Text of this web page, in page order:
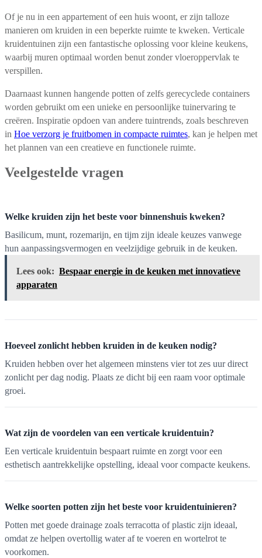
Of je nu in een appartement of een huis woont, er zijn talloze
manieren om kruiden in een beperkte ruimte te kweken. Verticale
kruidentuinen zijn een fantastische oplossing voor kleine keukens,
waarbij muren optimaal worden benut zonder vloeroppervlak te
verspillen.
Daarnaast kunnen hangende potten of zelfs gerecyclede containers
worden gebruikt om een unieke en persoonlijke tuinervaring te
creëren. Inspiratie opdoen van andere tuintrends, zoals beschreven
in Hoe verzorg je fruitbomen in compacte ruimtes, kan je helpen met
het plannen van een creatieve en functionele ruimte.
Veelgestelde vragen
Welke kruiden zijn het beste voor binnenshuis kweken?
Basilicum, munt, rozemarijn, en tijm zijn ideale keuzes vanwege
hun aanpassingsvermogen en veelzijdige gebruik in de keuken.
Lees ook: Bespaar energie in de keuken met innovatieve
apparaten
Hoeveel zonlicht hebben kruiden in de keuken nodig?
Kruiden hebben over het algemeen minstens vier tot zes uur direct
zonlicht per dag nodig. Plaats ze dicht bij een raam voor optimale
groei.
Wat zijn de voordelen van een verticale kruidentuin?
Een verticale kruidentuin bespaart ruimte en zorgt voor een
esthetisch aantrekkelijke opstelling, ideaal voor compacte keukens.
Welke soorten potten zijn het beste voor kruidentuinieren?
Potten met goede drainage zoals terracotta of plastic zijn ideaal,
omdat ze helpen overtollig water af te voeren en wortelrot te
voorkomen.